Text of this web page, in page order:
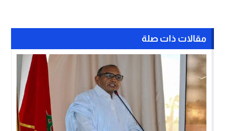
مقالات ذات صلة